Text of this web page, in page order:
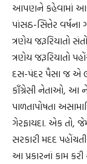
આપણને કહેવામાં
પાંસઠ-સિત્તેર
ત્રણેય જરૂરિયાતો
ત્રણેય જરૂરિયાતો
દસ-પંદર પૈસા જ એ
કૉંગ્રેસી નેતાઓ, આ
પાળતાપોષતા
ગેરફાયદા. એક તો,
સરકારી મદદ
આ પ્રકારનાં કામ